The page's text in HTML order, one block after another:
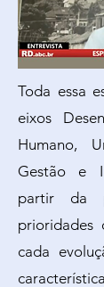
Toda essa
eixos
Humano,
Gestão e
partir da
prioridades
cada